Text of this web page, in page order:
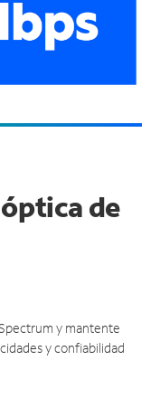
de
y mantente
y confiabilidad